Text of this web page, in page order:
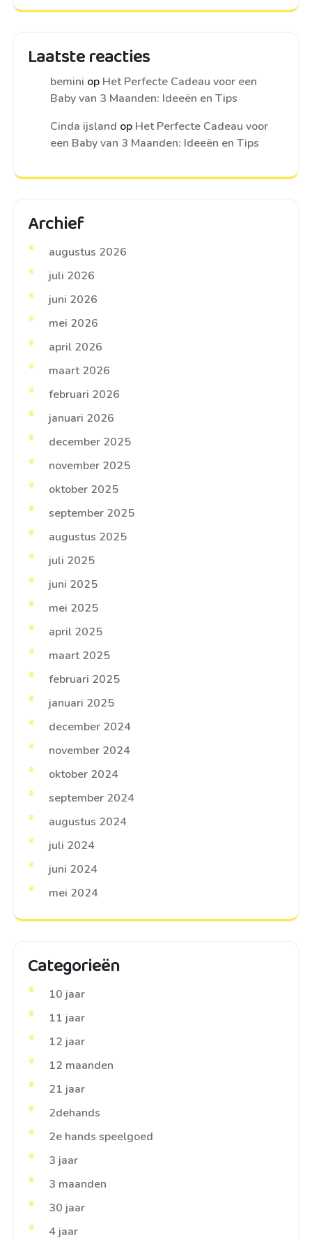
Laatste reacties
bemini op Het Perfecte Cadeau voor een
Baby van 3 Maanden: Ideeën en Tips
Cinda ijsland op Het Perfecte Cadeau voor
een Baby van 3 Maanden: Ideeën en Tips
Archief
augustus 2026
juli 2026
juni 2026
mei 2026
april 2026
maart 2026
februari 2026
januari 2026
december 2025
november 2025
oktober 2025
september 2025
augustus 2025
juli 2025
juni 2025
mei 2025
april 2025
maart 2025
februari 2025
januari 2025
december 2024
november 2024
oktober 2024
september 2024
augustus 2024
juli 2024
juni 2024
mei 2024
Categorieën
10 jaar
11 jaar
12 jaar
12 maanden
21 jaar
2dehands
2e hands speelgoed
3 jaar
3 maanden
30 jaar
4 jaar